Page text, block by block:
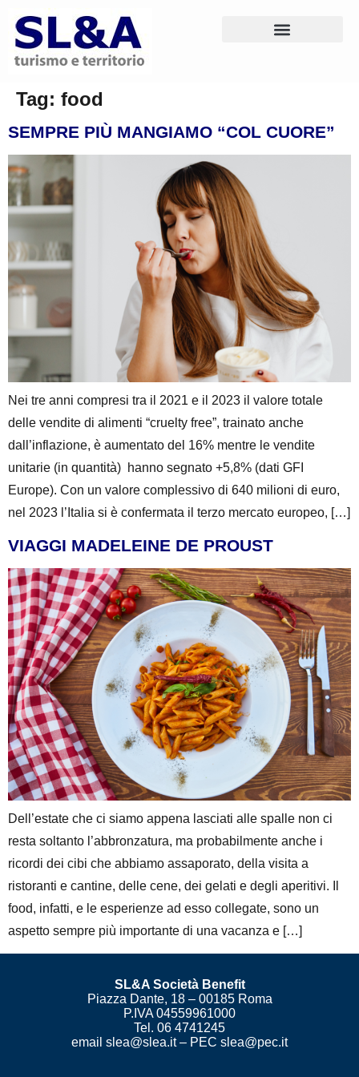
Tag: food
SEMPRE PIÙ MANGIAMO “COL CUORE”
Nei tre anni compresi tra il 2021 e il 2023 il valore totale
delle vendite di alimenti “cruelty free”, trainato anche
dall’inflazione, è aumentato del 16% mentre le vendite
unitarie (in quantità) hanno segnato +5,8% (dati GFI
Europe). Con un valore complessivo di 640 milioni di euro,
nel 2023 l’Italia si è confermata il terzo mercato europeo, […]
VIAGGI MADELEINE DE PROUST
Dell’estate che ci siamo appena lasciati alle spalle non ci
resta soltanto l’abbronzatura, ma probabilmente anche i
ricordi dei cibi che abbiamo assaporato, della visita a
ristoranti e cantine, delle cene, dei gelati e degli aperitivi. Il
food, infatti, e le esperienze ad esso collegate, sono un
aspetto sempre più importante di una vacanza e […]
SL&A Società Benefit
Piazza Dante, 18 – 00185 Roma
P.IVA 04559961000
Tel. 06 4741245
email slea@slea.it – PEC slea@pec.it